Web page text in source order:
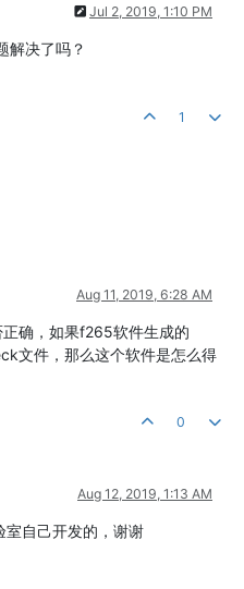
Jul 2, 2019, 1:10 PM
解决了吗？
1
Aug 11, 2019, 6:28 AM
确，如果f265软件生成的
文件，那么这个软件是怎么得
0
Aug 12, 2019, 1:13 AM
室自己开发的，谢谢